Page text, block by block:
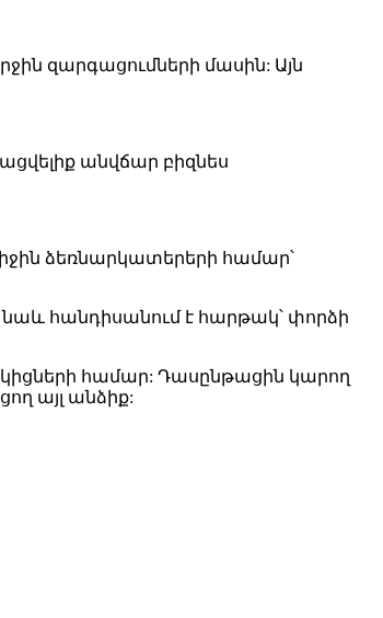
զարգացումների մասին: Այն
անվճար բիզնես
ձեռնարկատերերի համար՝
նաև հանդիսանում է հարթակ՝ փորձի
համար: Դասընթացին կարող
այլ անձիք: